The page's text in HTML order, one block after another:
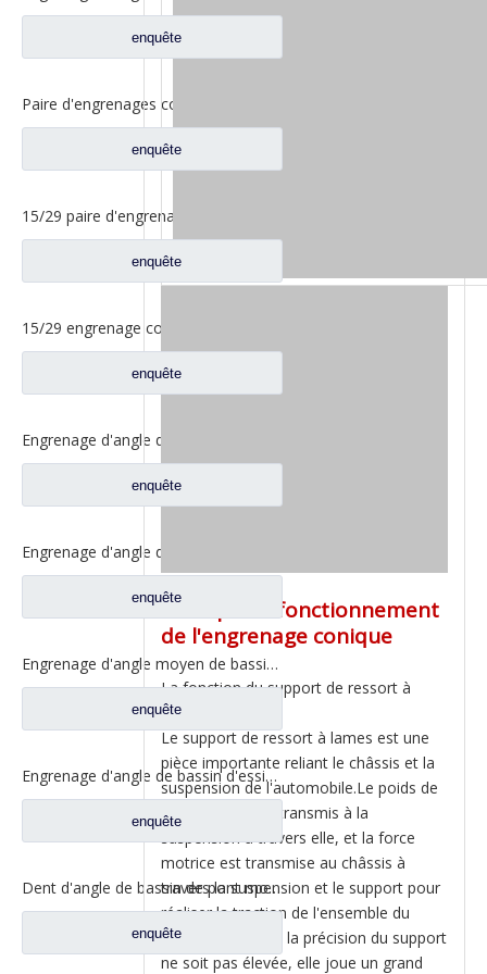
enquête
enquête
enquête
enquête
enquête
enquête
Engrenage d'angle moyen de bassin de pont pour les pièces de rechange WG7121320252 de camion de Sinotruk Steyr
enquête
Engrenage d'angle de bassin d'essieu arrière pour pièces de rechange de camion Sinotruk Steyr 199012320177
enquête
Dent d'angle de bassin de pont moyen pour pièces de rechange AZ9981320154 de camion de Sinotruk Howo AC16
enquête
Principe de fonctionnement
de l'engrenage conique
La fonction du support de ressort à
lames :
Le support de ressort à lames est une
pièce importante reliant le châssis et la
suspension de l'automobile.Le poids de
l'automobile est transmis à la
suspension à travers elle, et la force
motrice est transmise au châssis à
travers la suspension et le support pour
réaliser la traction de l'ensemble du
véhicule.Bien que la précision du support
ne soit pas élevée, elle joue un grand